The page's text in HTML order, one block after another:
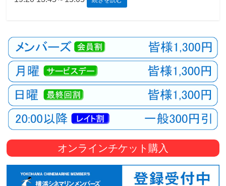
画
は
こ
の
で
オンラインチケット購入